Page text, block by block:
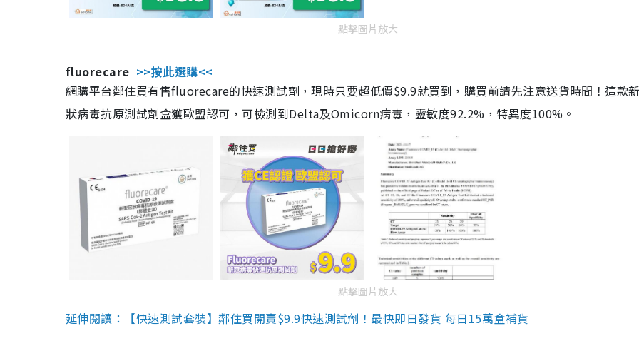
點擊圖片放大
fluorecare >>按此選購<<
網購平台鄰住買有售fluorecare的快速測試劑，現時只要超低價$9.9就買到，購買前請先注意送貨時間！這款
狀病毒抗原測試劑盒獲歐盟認可，可檢測到Delta及Omicorn病毒，靈敏度92.2%，特異度100%。
點擊圖片放大
延伸閱讀：【快速測試套裝】鄰住買開賣$9.9快速測試劑！最快即日發貨 每日15萬盒補貨